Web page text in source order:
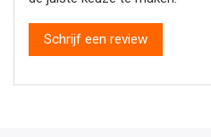
Schrijf een review